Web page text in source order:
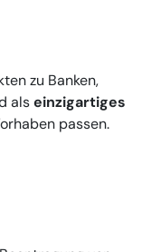
zu Banken,
alseinzigartiges
passen.